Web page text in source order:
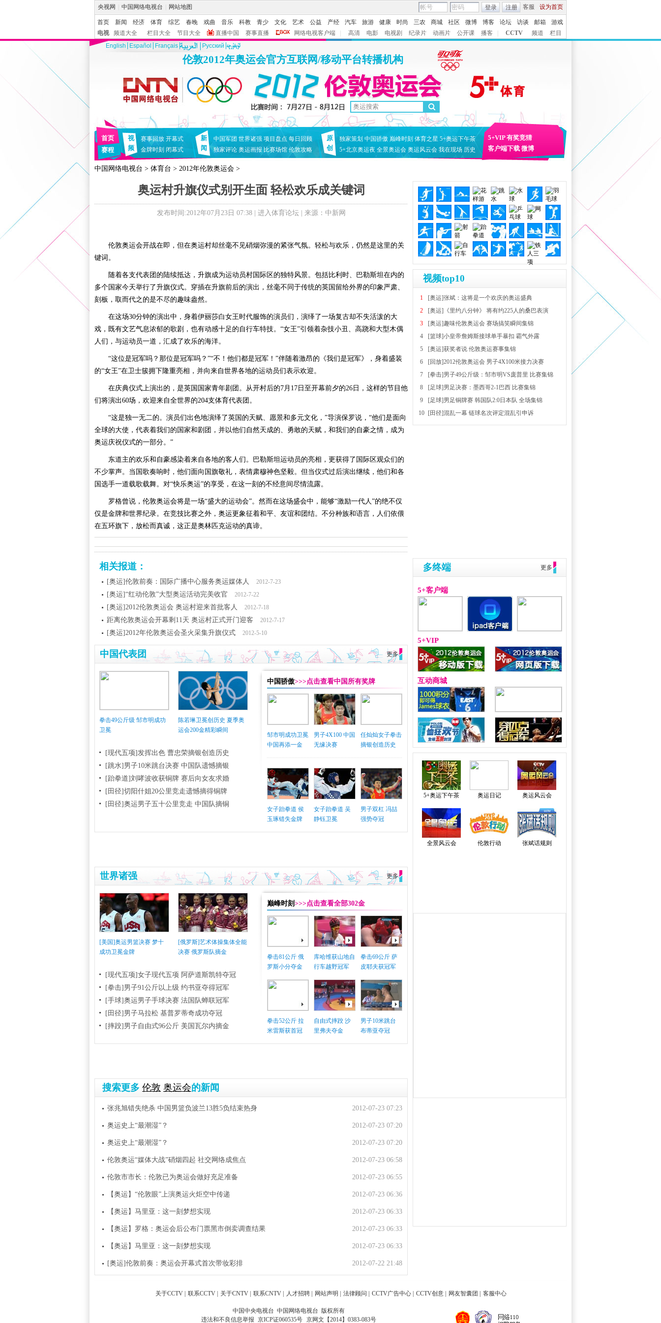
央视网 中国网络电视台 网站地图 客服 设为首页
登录 注册
首页 新闻 经济 体育 综艺 春晚 戏曲 音乐 科教 青少 文化 艺术 公益 产经 汽车 旅游 健康 时尚 三农 商城 社区 微博 博客 论坛 访谈 邮箱
游戏
电视
频道大全 栏目大全 节目大全 直播中国 赛事直播 网络电视客户端 高清 电影 电视剧 纪录片 动画片 公开课 播客 CCTV 频道
栏目
English
Español Français Pусский
伦敦2012年奥运会官方互联网/移动平台转播机构
首页
赛程
视
频
赛事回放 开幕式
金牌时刻 闭幕式
新
闻
中国军团 世界诸强 项目盘点 每日回顾
独家评论 奥运画报 比赛场馆 伦敦攻略
原
创
独家策划 中国骄傲 巅峰时刻 体育之星 5+奥运下午茶
5+北京奥运夜 全景奥运会 奥运风云会 我在现场 历史
5+VIP 有奖竞猜
客户端下载 微博
中国网络电视台 > 体育台 > 2012年伦敦奥运会 >
奥运村升旗仪式别开生面 轻松欢乐成关键词
发布时间:2012年07月23日 07:38 | 进入体育论坛| 来源：中新网
伦敦奥运会开战在即，但在奥运村却丝毫不见硝烟弥漫的紧张气氛。轻松与欢乐，仍然是这里的关
键词。
随着各支代表团的陆续抵达，升旗成为运动员村国际区的独特风景。包括比利时、巴勒斯坦在内的
多个国家今天举行了升旗仪式。穿插在升旗前后的演出，丝毫不同于传统的英国留给外界的印象严肃、
刻板，取而代之的是不尽的趣味盎然。
在这场30分钟的演出中，身着伊丽莎白女王时代服饰的演员们，演绎了一场复古却不失活泼的大
戏，既有文艺气息浓郁的歌剧，也有动感十足的自行车特技。“女王”引领着杂技小丑、高跷和大型木偶
人们，与运动员一道，汇成了欢乐的海洋。
“这位是冠军吗？那位是冠军吗？”“不！他们都是冠军！”伴随着激昂的《我们是冠军》，身着盛装
的“女王”在卫士簇拥下隆重亮相，并向来自世界各地的运动员们表示欢迎。
在庆典仪式上演出的，是英国国家青年剧团。从开村后的7月17日至开幕前夕的26日，这样的节目他
们将演出60场，欢迎来自全世界的204支体育代表团。
“这是独一无二的。演员们出色地演绎了英国的天赋、愿景和多元文化，”导演保罗说，“他们是面向
全球的大使，代表着我们的国家和剧团，并以他们自然天成的、勇敢的天赋，和我们的自豪之情，成为
奥运庆祝仪式的一部分。”
东道主的欢乐和自豪感染着来自各地的客人们。巴勒斯坦运动员的亮相，更获得了国际区观众们的
不少掌声。当国歌奏响时，他们面向国旗敬礼，表情肃穆神色坚毅。但当仪式过后演出继续，他们和各
国选手一道载歌载舞。对“快乐奥运”的享受，在这一刻的不经意间尽情流露。
罗格曾说，伦敦奥运会将是一场“盛大的运动会”。然而在这场盛会中，能够“激励一代人”的绝不仅
仅是金牌和世界纪录。在竞技比赛之外，奥运更象征着和平、友谊和团结。不分种族和语言，人们依偎
在五环旗下，放松而真诚，这正是奥林匹克运动的真谛。
相关报道：
[奥运]伦敦前奏：国际广播中心服务奥运媒体人 2012-7-23
[奥运]“红动伦敦”大型奥运活动完美收官 2012-7-22
[奥运]2012伦敦奥运会 奥运村迎来首批客人 2012-7-18
距离伦敦奥运会开幕剩11天 奥运村正式开门迎客 2012-7-17
[奥运]2012年伦敦奥运会圣火采集升旗仪式 2012-5-10
中国代表团 更多
拳击49公斤级 邹市明成功
卫冕
陈若琳卫冕创历史 夏季奥
运会200金精彩瞬间
[现代五项]发挥出色 曹忠荣摘银创造历史
[跳水]男子10米跳台决赛 中国队遗憾摘银
[跆拳道]刘哮波收获铜牌 赛后向女友求婚
[田径]切阳什姐20公里竞走遗憾摘得铜牌
[田径]奥运男子五十公里竞走 中国队摘铜
中国骄傲>>>点击查看中国所有奖牌
邹市明成功卫冕
中国再添一金
男子4X100 中国
无缘决赛
任灿灿女子拳击
摘银创造历史
女子跆拳道 侯
玉琢错失金牌
女子跆拳道 吴
静钰卫冕
男子双杠 冯喆
强势夺冠
世界诸强 更多
[美国]奥运男篮决赛 梦十
成功卫冕金牌
[俄罗斯]艺术体操集体全能
决赛 俄罗斯队摘金
[现代五项]女子现代五项 阿萨道斯凯特夺冠
[拳击]男子91公斤以上级 约书亚夺得冠军
[手球]奥运男子手球决赛 法国队蝉联冠军
[田径]男子马拉松 基普罗蒂奇成功夺冠
[摔跤]男子自由式96公斤 美国瓦尔内摘金
巅峰时刻>>>点击查看全部302金
拳击81公斤 俄
罗斯小分夺金
库哈维获山地自
行车越野冠军
拳击69公斤 萨
皮耶夫获冠军
拳击52公斤 拉
米雷斯获首冠
自由式摔跤 沙
里弗夫夺金
男子10米跳台
布蒂亚夺冠
搜索更多 伦敦 奥运会的新闻
2012-07-23 07:23
张兆旭错失绝杀 中国男篮负波兰13胜5负结束热身
2012-07-23 07:20
奥运史上“最潮湿”？
2012-07-23 07:20
奥运史上“最潮湿”？
2012-07-23 06:58
伦敦奥运“媒体大战”硝烟四起 社交网络成焦点
2012-07-23 06:55
伦敦市市长：伦敦已为奥运会做好充足准备
2012-07-23 06:36
【奥运】“伦敦眼”上演奥运火炬空中传递
2012-07-23 06:33
【奥运】马里亚：这一刻梦想实现
2012-07-23 06:33
【奥运】罗格：奥运会后公布门票黑市倒卖调查结果
2012-07-23 06:33
【奥运】马里亚：这一刻梦想实现
2012-07-22 21:48
[奥运]伦敦前奏：奥运会开幕式首次带妆彩排
视频top10
1
[奥运]张斌：这将是一个欢庆的奥运盛典
2
[奥运]《里约八分钟》 将有约225人的桑巴表演
3
[奥运]趣味伦敦奥运会 赛场搞笑瞬间集锦
4
[篮球]小皇帝詹姆斯接球单手暴扣 霸气外露
5
[奥运]获奖者说 伦敦奥运赛事集锦
6
[回放]2012伦敦奥运会 男子4X100米接力决赛
7
[拳击]男子49公斤级：邹市明VS庞普里 比赛集锦
8
[足球]男足决赛：墨西哥2-1巴西 比赛集锦
9
[足球]男足铜牌赛 韩国队2:0日本队 全场集锦
10
[田径]混乱一幕 链球名次评定混乱引申诉
多终端 更多
5+客户端
5+VIP
互动商城
5+奥运下午茶 奥运日记 奥运风云会
全景风云会 伦敦行动 张斌话规则
关于CCTV 联系CCTV 关于CNTV 联系CNTV 人才招聘 网站声明 法律顾问 CCTV广告中心 CCTV创意 网友智囊团 客服中心
中国中央电视台 中国网络电视台 版权所有
违法和不良信息举报 京ICP证060535号 京网文【2014】0383-083号